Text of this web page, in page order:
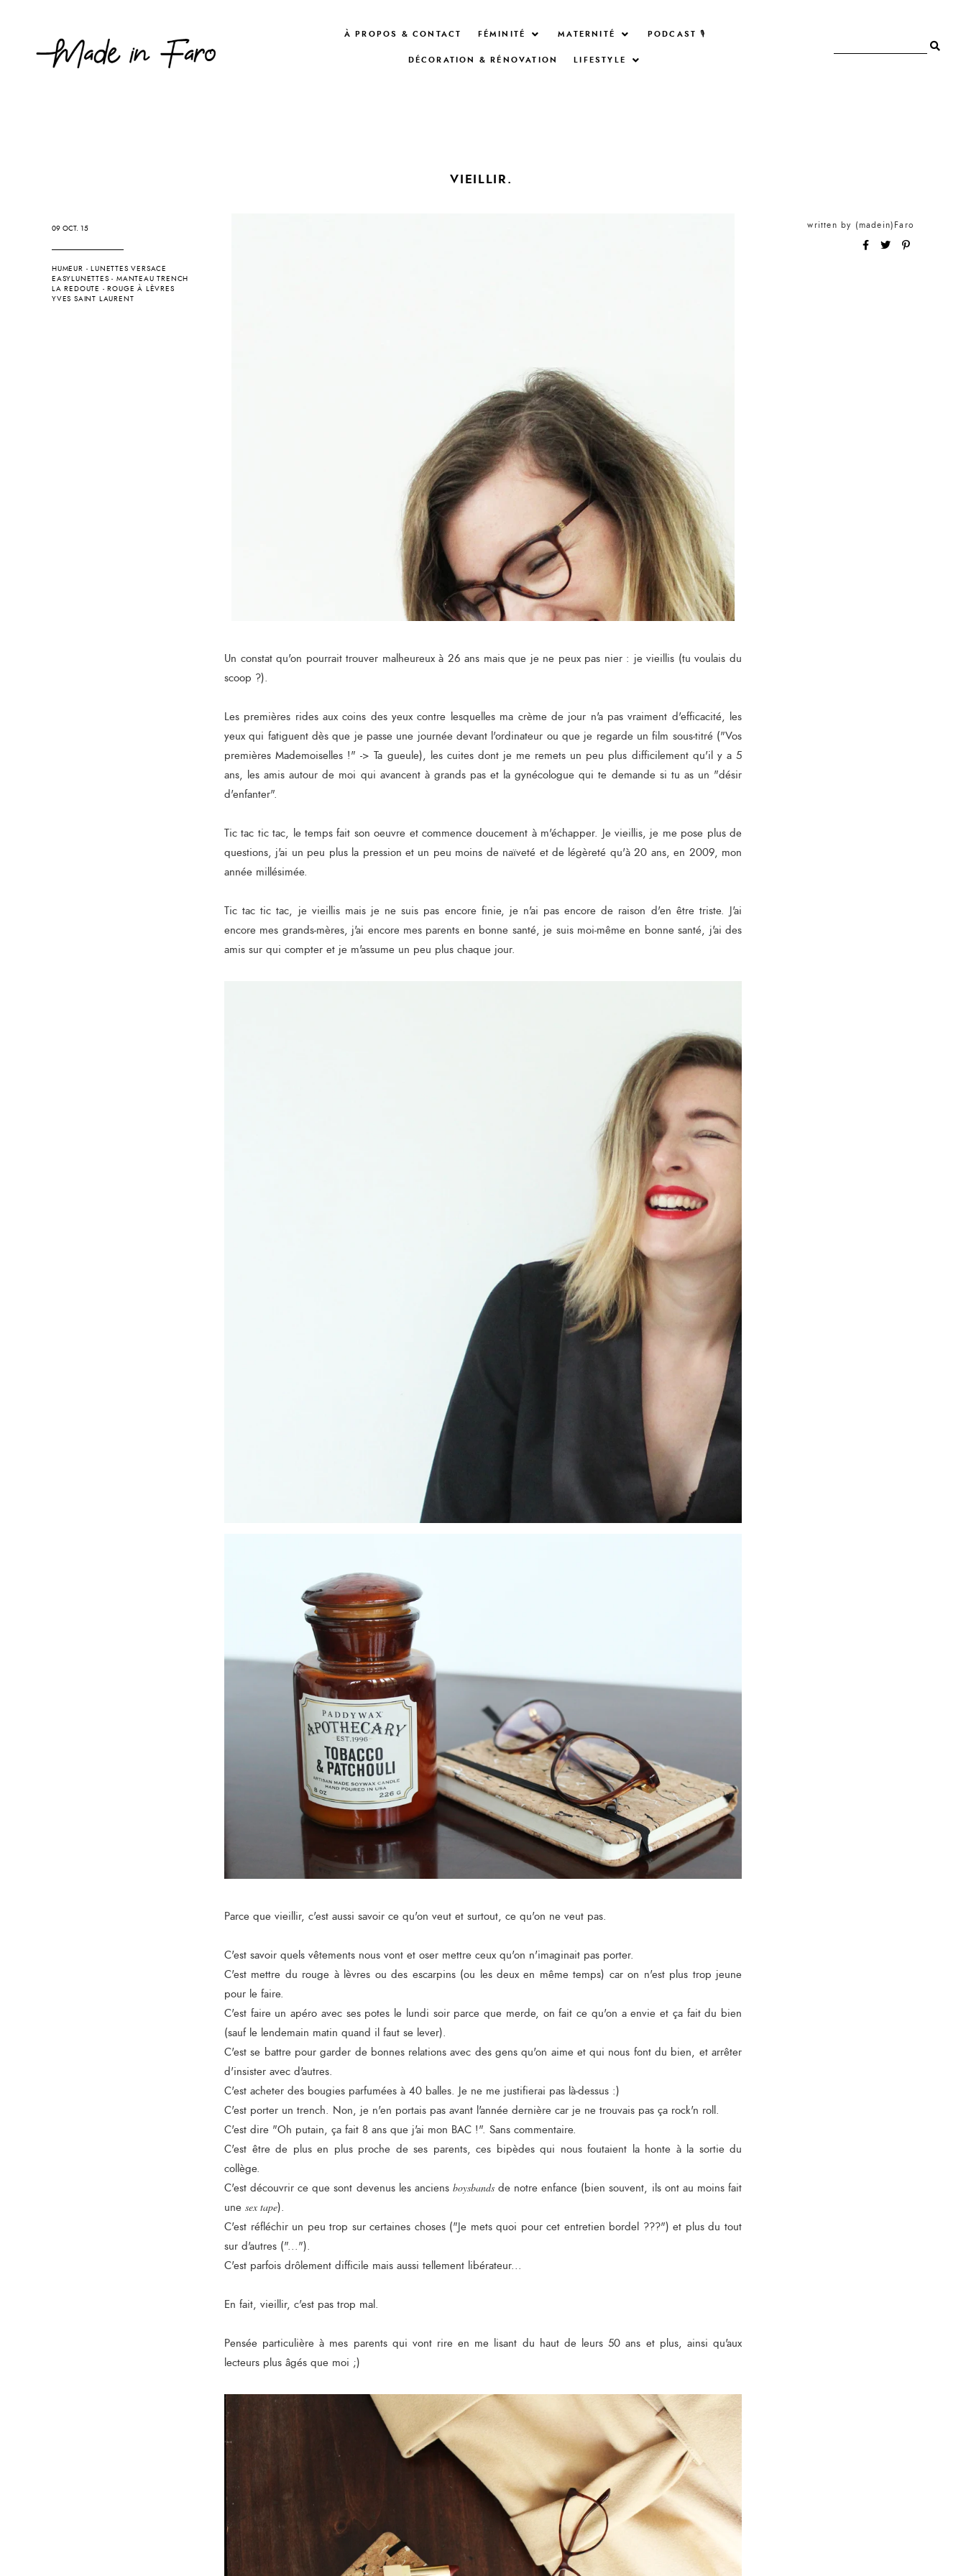
À PROPOS & CONTACT FÉMINITÉ MATERNITÉ PODCAST 🎙
DÉCORATION & RÉNOVATION LIFESTYLE
09 OCT. 15
HUMEUR -LUNETTES VERSACE
EASYLUNETTES -MANTEAU TRENCH
LA REDOUTE -ROUGE À LÈVRES
YVES SAINT LAURENT
VIEILLIR.
Un constat qu'on pourrait trouver malheureux à 26 ans mais que je ne peux pas nier : je vieillis (tu voulais du
scoop ?).
Les premières rides aux coins des yeux contre lesquelles ma crème de jour n'a pas vraiment d'efficacité, les
yeux qui fatiguent dès que je passe une journée devant l'ordinateur ou que je regarde un film sous-titré ("Vos
premières Mademoiselles !" -> Ta gueule), les cuites dont je me remets un peu plus difficilement qu'il y a 5
ans, les amis autour de moi qui avancent à grands pas et la gynécologue qui te demande si tu as un "désir
d'enfanter".
Tic tac tic tac, le temps fait son oeuvre et commence doucement à m'échapper. Je vieillis, je me pose plus de
questions, j'ai un peu plus la pression et un peu moins de naïveté et de légèreté qu'à 20 ans, en 2009, mon
année millésimée.
Tic tac tic tac, je vieillis mais je ne suis pas encore finie, je n'ai pas encore de raison d'en être triste. J'ai
encore mes grands-mères, j'ai encore mes parents en bonne santé, je suis moi-même en bonne santé, j'ai des
amis sur qui compter et je m'assume un peu plus chaque jour.
Parce que vieillir, c'est aussi savoir ce qu'on veut et surtout, ce qu'on ne veut pas.
C'est savoir quels vêtements nous vont et oser mettre ceux qu'on n'imaginait pas porter.
C'est mettre du rouge à lèvres ou des escarpins (ou les deux en même temps) car on n'est plus trop jeune
pour le faire.
C'est faire un apéro avec ses potes le lundi soir parce que merde, on fait ce qu'on a envie et ça fait du bien
(sauf le lendemain matin quand il faut se lever).
C'est se battre pour garder de bonnes relations avec des gens qu'on aime et qui nous font du bien, et arrêter
d'insister avec d'autres.
C'est acheter des bougies parfumées à 40 balles. Je ne me justifierai pas là-dessus :)
C'est porter un trench. Non, je n'en portais pas avant l'année dernière car je ne trouvais pas ça rock'n roll.
C'est dire "Oh putain, ça fait 8 ans que j'ai mon BAC !". Sans commentaire.
C'est être de plus en plus proche de ses parents, ces bipèdes qui nous foutaient la honte à la sortie du
collège.
C'est découvrir ce que sont devenus les anciens boysbandsde notre enfance (bien souvent, ils ont au moins fait
une sex tape).
C'est réfléchir un peu trop sur certaines choses ("Je mets quoi pour cet entretien bordel ???") et plus du tout
sur d'autres ("...").
C'est parfois drôlement difficile mais aussi tellement libérateur...
En fait, vieillir, c'est pas trop mal.
Pensée particulière à mes parents qui vont rire en me lisant du haut de leurs 50 ans et plus, ainsi qu'aux
lecteurs plus âgés que moi ;)
written by (madein)Faro